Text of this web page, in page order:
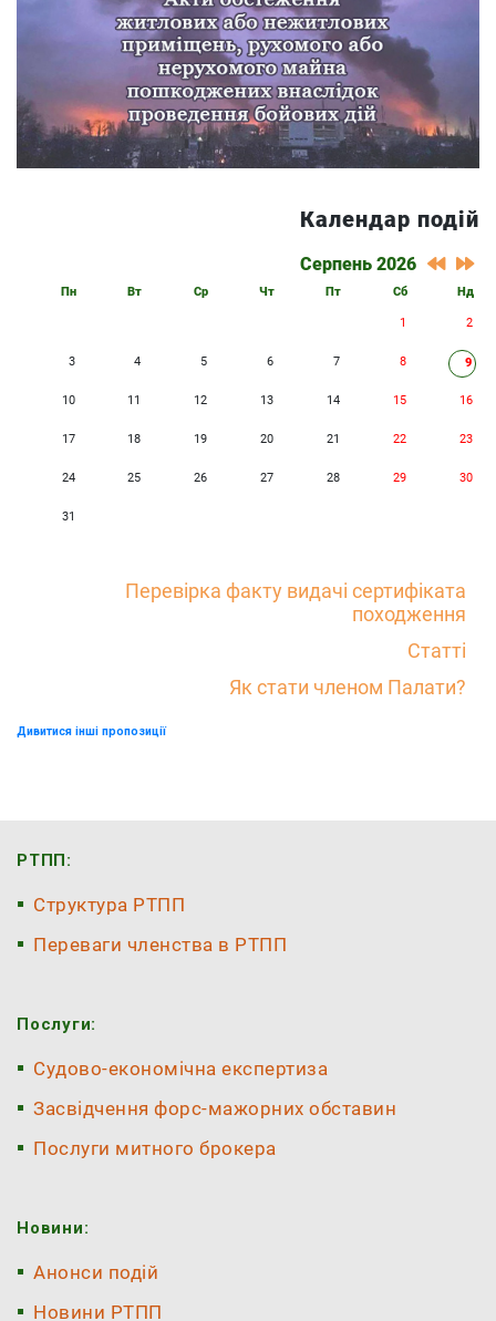
Календар подій
Серпень 2026
Пн Вт Ср Чт Пт Сб Нд
1 2
3 4 5 6 7 8 9
10 11 12 13 14 15 16
17 18 19 20 21 22 23
24 25 26 27 28 29 30
31
Перевірка факту видачі сертифіката
походження
Статті
Як стати членом Палати?
Дивитися інші пропозиції
РТПП:
Структура РТПП
Переваги членства в РТПП
Послуги:
Судово-економічна експертиза
Засвідчення форс-мажорних обставин
Послуги митного брокера
Новини:
Анонси подій
Новини РТПП